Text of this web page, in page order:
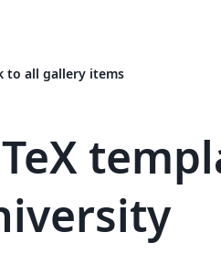
to all gallery items